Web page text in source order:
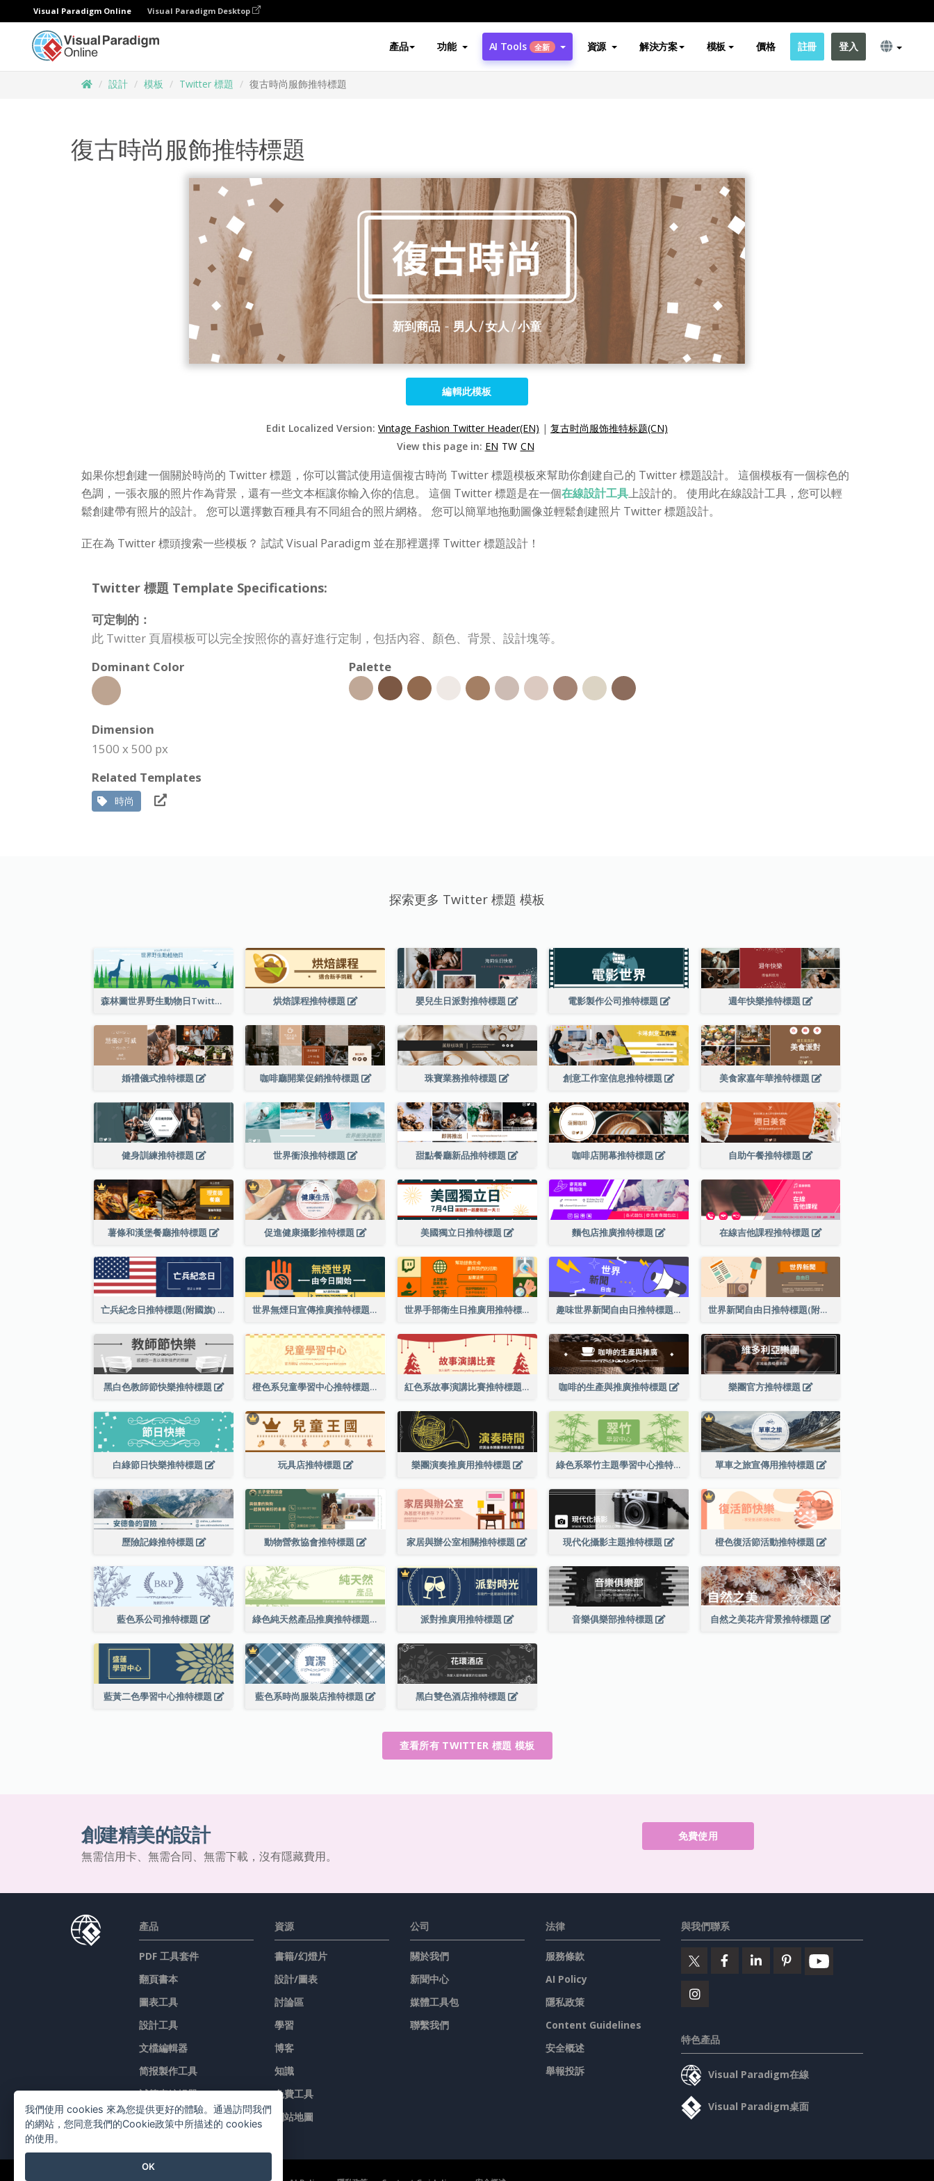
Visual Paradigm Online Visual Paradigm Desktop
產品 功能 AI Tools 全新 資源 解決方案 模板 價格 註冊 登入
設計 模板 Twitter 標題 復古時尚服飾推特標題
復古時尚服飾推特標題
編輯此模板
Edit Localized Version: Vintage Fashion Twitter Header(EN) | 复古时尚服饰推特标题(CN)
View this page in: EN TW CN
如果你想創建一個關於時尚的 Twitter 標題，你可以嘗試使用這個複古時尚 Twitter 標題模板來幫助你創建自己的 Twitter 標題設計。 這個模板有一個棕色的
色調，一張衣服的照片作為背景，還有一些文本框讓你輸入你的信息。 這個 Twitter 標題是在一個在線設計工具上設計的。 使用此在線設計工具，您可以輕
鬆創建帶有照片的設計。 您可以選擇數百種具有不同組合的照片網格。 您可以簡單地拖動圖像並輕鬆創建照片 Twitter 標題設計。
正在為 Twitter 標頭搜索一些模板？ 試試 Visual Paradigm 並在那裡選擇 Twitter 標題設計！
Twitter 標題 Template Specifications:
可定制的：
此 Twitter 頁眉模板可以完全按照你的喜好進行定制，包括內容、顏色、背景、設計塊等。
Dominant Color
Palette
Dimension
1500 x 500 px
Related Templates
時尚
探索更多 Twitter 標題 模板
森林圖世界野生動物日Twitter標題 烘焙課程推特標題 嬰兒生日派對推特標題 電影製作公司推特標題 週年快樂推特標題
婚禮儀式推特標題 咖啡廳開業促銷推特標題 珠寶業務推特標題 創意工作室信息推特標題 美食家嘉年華推特標題
健身訓練推特標題 世界衝浪推特標題 甜點餐廳新品推特標題 咖啡店開幕推特標題 自助午餐推特標題
薯條和漢堡餐廳推特標題 促進健康攝影推特標題 美國獨立日推特標題 麵包店推廣推特標題 在線吉他課程推特標題
亡兵紀念日推特標題(附國旗) 世界無煙日宣傳推廣推特標題 世界手部衛生日推廣用推特標題 趣味世界新聞自由日推特標題 世界新聞自由日推特標題(附插圖)
黑白色教師節快樂推特標題 橙色系兒童學習中心推特標題 紅色系故事演講比賽推特標題 咖啡的生產與推廣推特標題 樂團官方推特標題
白綠節日快樂推特標題 玩具店推特標題 樂團演奏推廣用推特標題 綠色系翠竹主題學習中心推特標題 單車之旅宣傳用推特標題
歷險記錄推特標題 動物營救協會推特標題 家居與辦公室相關推特標題 現代化攝影主題推特標題 橙色復活節活動推特標題
藍色系公司推特標題 綠色純天然產品推廣推特標題 派對推廣用推特標題 音樂俱樂部推特標題 自然之美花卉背景推特標題
藍黃二色學習中心推特標題 藍色系時尚服裝店推特標題 黑白雙色酒店推特標題
查看所有 TWITTER 標題 模板
創建精美的設計
無需信用卡、無需合同、無需下載，沒有隱藏費用。
免費使用
產品
PDF 工具套件
翻頁書本
圖表工具
設計工具
文檔編輯器
简报製作工具
試算表編輯器
價格
資源
書籍/幻燈片
設計/圖表
討論區
學習
博客
知識
免費工具
網站地圖
公司
關於我們
新聞中心
媒體工具包
聯繫我們
法律
服務條款
AI Policy
隱私政策
Content Guidelines
安全概述
舉報投訴
與我們聯系
特色產品
Visual Paradigm在線
Visual Paradigm桌面
我們使用 cookies 來為您提供更好的體驗。通過訪問我們
的網站，您同意我們的Cookie政策中所描述的 cookies
的使用。
OK